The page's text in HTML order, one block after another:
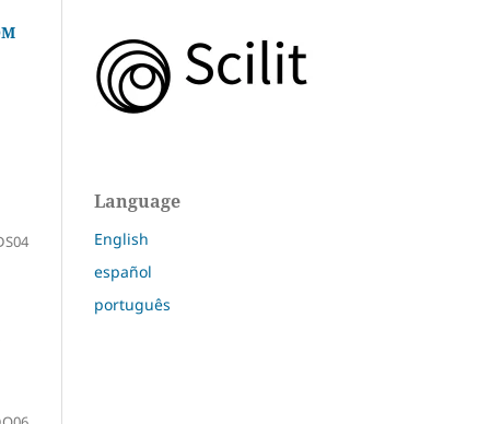
Language
English
español
português